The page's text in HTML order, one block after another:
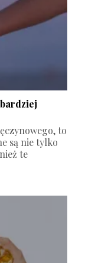
to
są nie tylko
te